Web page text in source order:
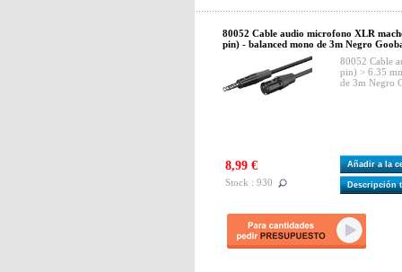
80052 Cable audio microfono XLR
pin) - balanced mono de 3m Negro
80052 Cable
pin) > 6.35
de 3m Negro
8,99 €
Stock : 930
Añadir a la
Descripción